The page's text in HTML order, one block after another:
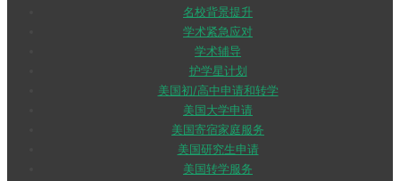
名校背景提升
学术紧急应对
学术辅导
护学星计划
美国初/高中申请和转学
美国大学申请
美国寄宿家庭服务
美国研究生申请
美国转学服务